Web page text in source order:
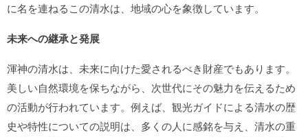
に名を連ねるこの清水は、地域の心を象徴しています。
未来への継承と発展
渾神の清水は、未来に向けた愛されるべき財産でもあります。
美しい自然環境を保ちながら、次世代にその魅力を伝えるため
の活動が行われています。例えば、観光ガイドによる清水の歴
史や特性についての説明は、多くの人に感銘を与え、清水の重